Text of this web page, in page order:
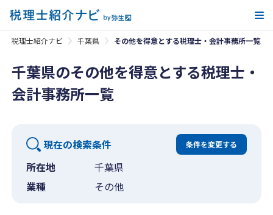
税理士紹介ナビ 千葉県 その他を得意とする税理士・会計事務所一覧
千葉県のその他を得意とする税理士・
会計事務所一覧
現在の検索条件 条件を変更する
所在地
千葉県
業種
その他